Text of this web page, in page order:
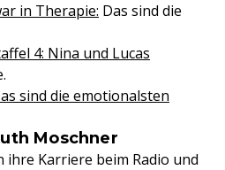
in Therapie: Das sind die
4: Nina und Lucas
sind die emotionalsten
Moschner
ihre Karriere beim Radio und